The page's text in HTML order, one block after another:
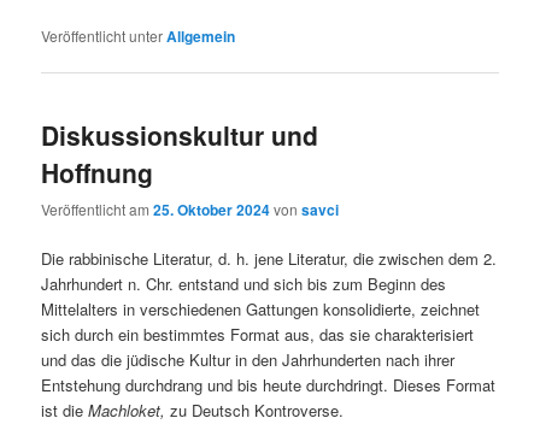
Veröffentlicht unterAllgemein
Diskussionskultur und
Hoffnung
Veröffentlicht am25. Oktober 2024vonsavci
Die rabbinische Literatur, d. h. jene Literatur, die zwischen dem 2.
Jahrhundert n. Chr. entstand und sich bis zum Beginn des
Mittelalters in verschiedenen Gattungen konsolidierte, zeichnet
sich durch ein bestimmtes Format aus, das sie charakterisiert
und das die jüdische Kultur in den Jahrhunderten nach ihrer
Entstehung durchdrang und bis heute durchdringt. Dieses Format
ist dieMachloket, zu Deutsch Kontroverse.